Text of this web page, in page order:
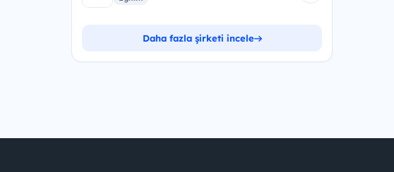
Daha fazla şirketi incele